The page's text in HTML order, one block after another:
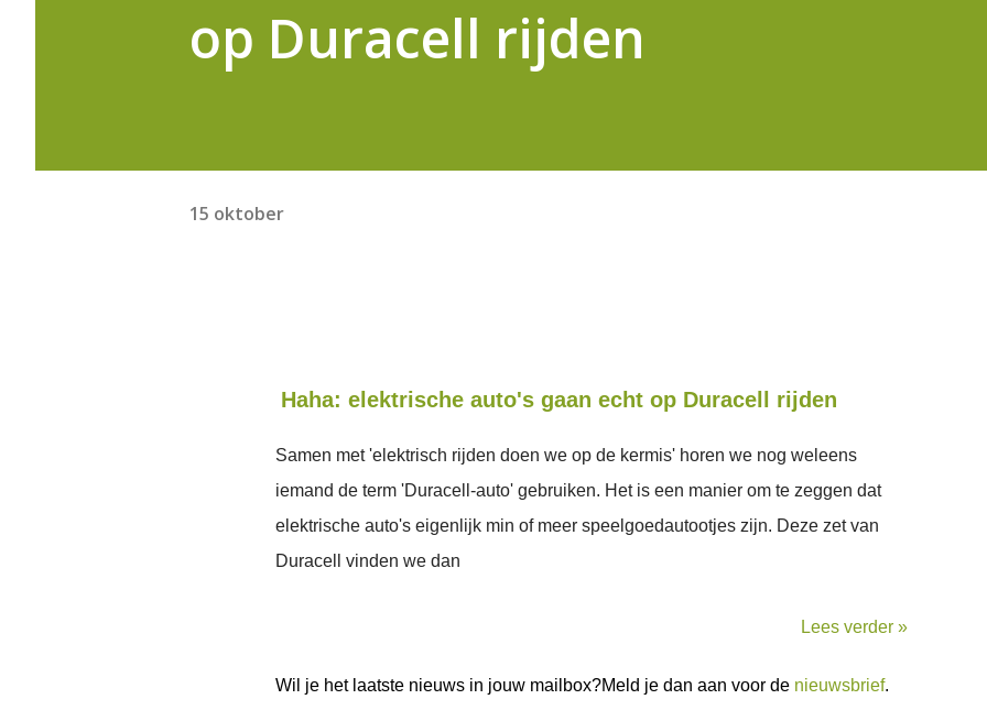
op Duracell rijden
15 oktober
Haha: elektrische auto's gaan echt op Duracell rijden
Samen met 'elektrisch rijden doen we op de kermis' horen we nog weleens
iemand de term 'Duracell-auto' gebruiken. Het is een manier om te zeggen dat
elektrische auto's eigenlijk min of meer speelgoedautootjes zijn. Deze zet van
Duracell vinden we dan
Lees verder »
Wil je het laatste nieuws in jouw mailbox?Meld je dan aan voor de nieuwsbrief.